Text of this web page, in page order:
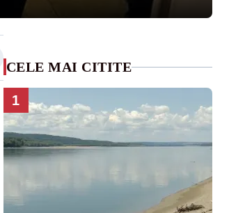
CELE MAI CITITE
1